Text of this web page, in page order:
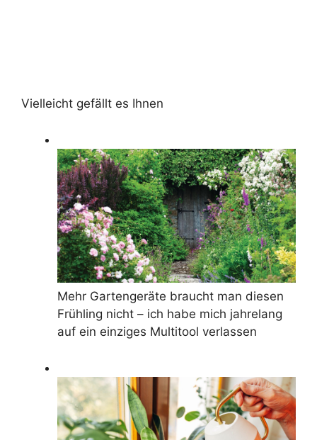
Vielleicht gefällt es Ihnen
Mehr Gartengeräte braucht man diesen
Frühling nicht – ich habe mich jahrelang
auf ein einziges Multitool verlassen